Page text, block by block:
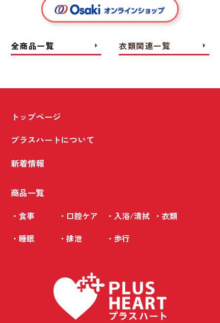
全商品一覧 arrow_right 衣類関連一覧 arrow_right
トップページ
プラスハートについて
新着情報
商品一覧
・食事 ・口腔ケア ・入浴/清拭 ・衣類
・睡眠
・排泄 ・歩行